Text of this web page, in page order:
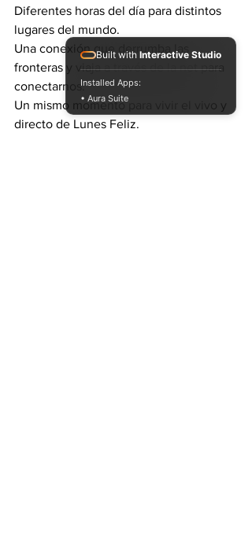
Diferentes horas del día para distintos
lugares del mundo.
Una conexión que derrumba las
fronteras y viaja a través de la net para
conectarnos.
Un mismo momento para vivir el vivo y
directo de Lunes Feliz.
Built with Interactive Studio
Installed Apps:
• Aura Suite